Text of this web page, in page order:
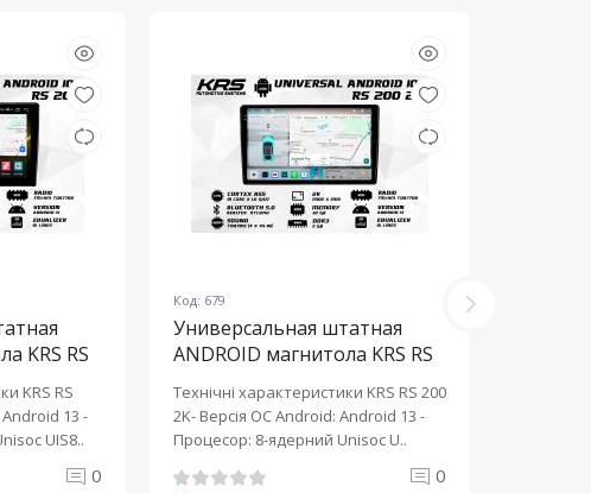
KRS RS
KRS RS
13 ​-
UIS8..
0
Код: 679
Универсальная штатная
ANDROID магнитола KRS RS
Технічні характеристики KRS RS 200
2K- Версія ОС Android: Android 13 ​-
Процесор: 8-ядерний Unisoc U..
0